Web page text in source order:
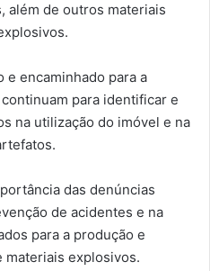
além de outros materiais
encaminhado para a
para identificar e
na utilização do imóvel e na
das denúncias
de acidentes e na
para a produção e
materiais explosivos.